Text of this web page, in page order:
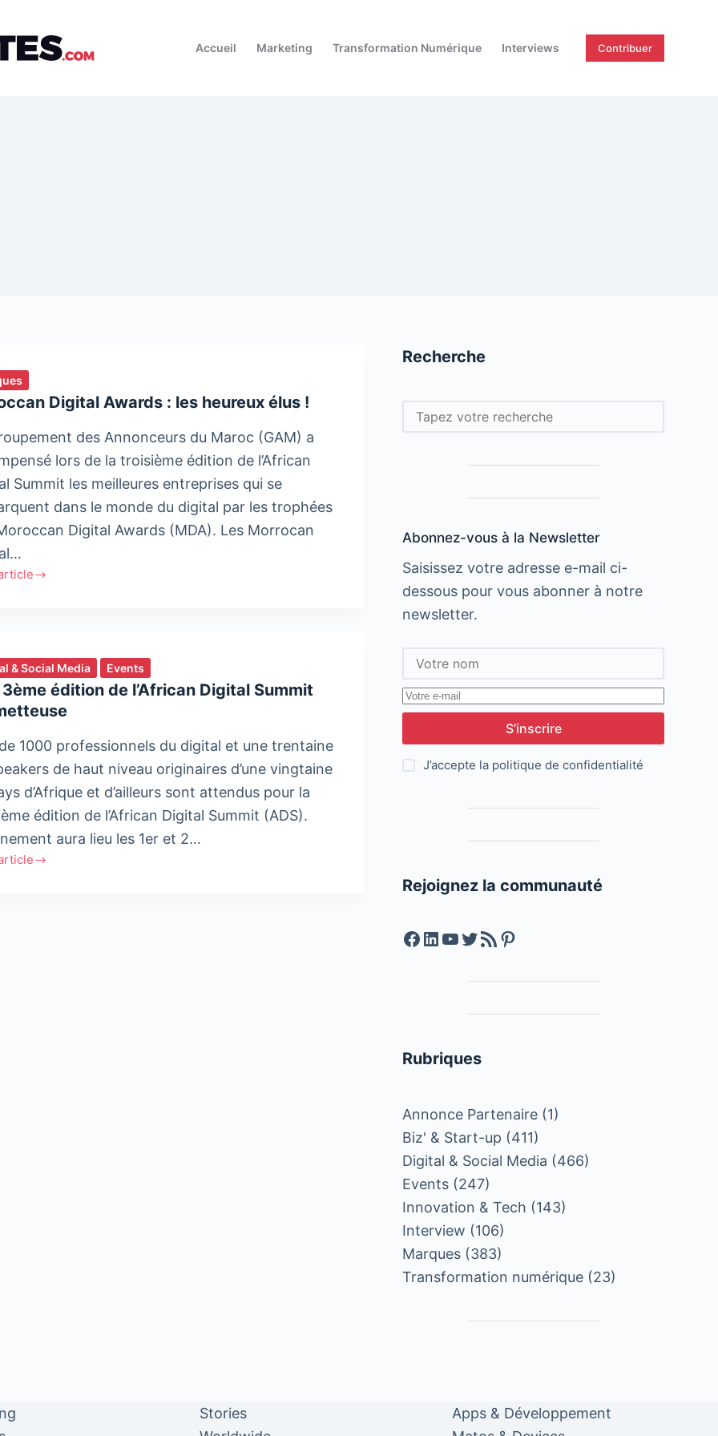
Accueil Marketing Transformation Numérique Interviews Contribuer
Digital Awards : les heureux élus !
des Annonceurs du Maroc (GAM) a
lors de la troisième édition de l’African
Summit les meilleures entreprises qui se
dans le monde du digital par les trophées
Digital Awards (MDA). Les Morrocan
& Social Media Events
3ème édition de l’African Digital Summit
1000 professionnels du digital et une trentaine
de haut niveau originaires d’une vingtaine
d’Afrique et d’ailleurs sont attendus pour la
édition de l’African Digital Summit (ADS).
aura lieu les 1er et 2…
Recherche
Rechercher
Abonnez-vous à la Newsletter
Saisissez votre adresse e-mail ci-
dessous pour vous abonner à notre
newsletter.
S’inscrire
J’accepte la politique de confidentialité
Rejoignez la communauté
Facebook
LinkedIn
YouTube
Twitter
Feed RSSPinterest
Rubriques
Annonce Partenaire (1)
Biz' & Start-up (411)
Digital & Social Media (466)
Events (247)
Innovation & Tech (143)
Interview (106)
Marques (383)
Transformation numérique (23)
Stories
Apps & Développement